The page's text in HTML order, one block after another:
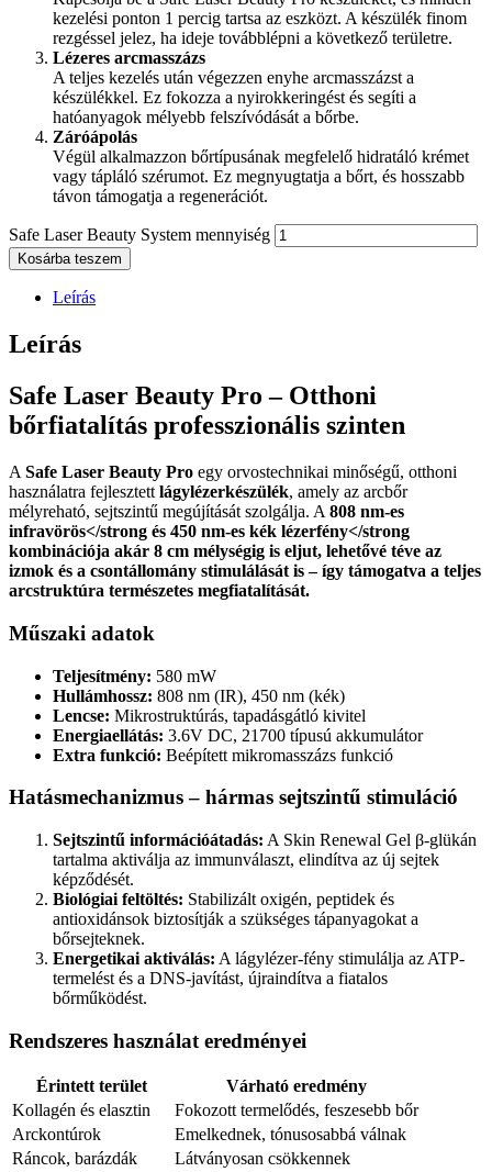
kezelési ponton 1 percig tartsa az eszközt. A készülék finom
rezgéssel jelez, ha ideje továbblépni a következő területre.
Lézeres arcmasszázs
A teljes kezelés után végezzen enyhe arcmasszázst a
készülékkel. Ez fokozza a nyirokkeringést és segíti a
hatóanyagok mélyebb felszívódását a bőrbe.
Záróápolás
Végül alkalmazzon bőrtípusának megfelelő hidratáló krémet
vagy tápláló szérumot. Ez megnyugtatja a bőrt, és hosszabb
távon támogatja a regenerációt.
Safe Laser Beauty System mennyiség
Kosárba teszem
Leírás
Leírás
Safe Laser Beauty Pro – Otthoni
bőrfiatalítás professzionális szinten
A Safe Laser Beauty Pro egy orvostechnikai minőségű, otthoni
használatra fejlesztett lágylézerkészülék, amely az arcbőr
mélyreható, sejtszintű megújítását szolgálja. A 808 nm-es
infravörös</strong és 450 nm-es kék lézerfény</strong
kombinációja akár 8 cm mélységig is eljut, lehetővé téve az
izmok és a csontállomány stimulálását is – így támogatva a teljes
arcstruktúra természetes megfiatalítását.
Műszaki adatok
Teljesítmény: 580 mW
Hullámhossz: 808 nm (IR), 450 nm (kék)
Lencse: Mikrostruktúrás, tapadásgátló kivitel
Energiaellátás: 3.6V DC, 21700 típusú akkumulátor
Extra funkció: Beépített mikromasszázs funkció
Hatásmechanizmus – hármas sejtszintű stimuláció
Sejtszintű információátadás: A Skin Renewal Gel β-glükán
tartalma aktiválja az immunválaszt, elindítva az új sejtek
képződését.
Biológiai feltöltés: Stabilizált oxigén, peptidek és
antioxidánsok biztosítják a szükséges tápanyagokat a
bőrsejteknek.
Energetikai aktiválás: A lágylézer-fény stimulálja az ATP-
termelést és a DNS-javítást, újraindítva a fiatalos
bőrműködést.
Rendszeres használat eredményei
Érintett terület
Várható eredmény
Kollagén és elasztin
Fokozott termelődés, feszesebb bőr
Arckontúrok
Emelkednek, tónusosabbá válnak
Ráncok, barázdák
Látványosan csökkennek